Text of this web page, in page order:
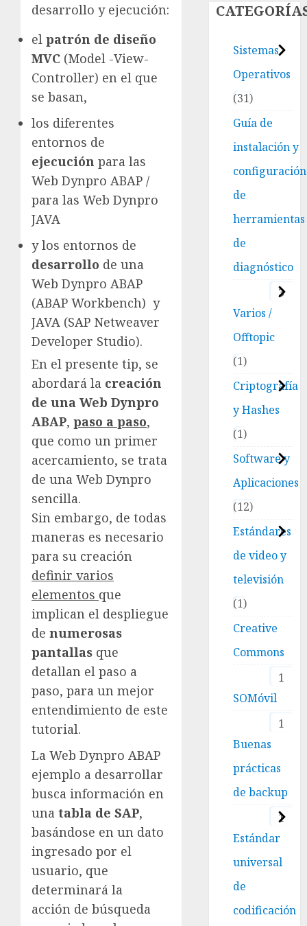
desarrollo y ejecución:
el patrón de diseño
MVC (Model -View-
Controller) en el que
se basan,
los diferentes
entornos de
ejecución para las
Web Dynpro ABAP /
para las Web Dynpro
JAVA
y los entornos de
desarrollo de una
Web Dynpro ABAP
(ABAP Workbench) y
JAVA (SAP Netweaver
Developer Studio).
En el presente tip, se
abordará la creación
de una Web Dynpro
ABAP, paso a paso,
que como un primer
acercamiento, se trata
de una Web Dynpro
sencilla.
Sin embargo, de todas
maneras es necesario
para su creación
definir varios
elementos que
implican el despliegue
de numerosas
pantallas que
detallan el paso a
paso, para un mejor
entendimiento de este
tutorial.
La Web Dynpro ABAP
ejemplo a desarrollar
busca información en
una tabla de SAP,
basándose en un dato
ingresado por el
usuario, que
determinará la
acción de búsqueda
Sistemas
Operativos
31
Guía de
instalación y
configuración
de
herramientas
de
diagnóstico
3
Varios /
Offtopic
1
Criptografía
y Hashes
1
Software y
Aplicaciones
12
Estándares
de video y
televisión
1
Creative
Commons
1
SOMóvil
1
Buenas
prácticas
de backup
1
Estándar
universal
de
codificación